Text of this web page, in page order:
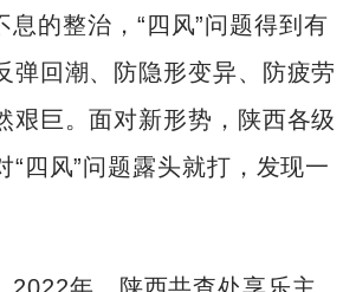
息的整治，“四风”问题得到有
弹回潮、防隐形变异、防疲劳
艰巨。面对新形势，陕西各级
“四风”问题露头就打，发现一